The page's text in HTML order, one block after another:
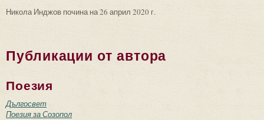
Никола Инджов почина на 26 април 2020 г.
Публикации от автора
Поезия
Дългосвет
Поезия за Созопол